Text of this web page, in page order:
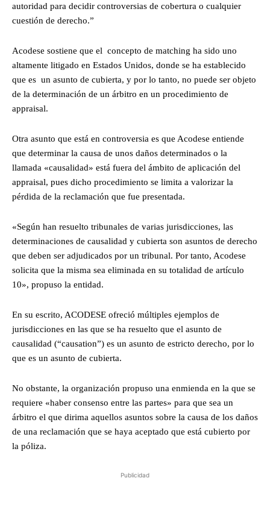
autoridad para decidir controversias de cobertura o cualquier
cuestión de derecho.”
Acodese sostiene que el concepto de matching ha sido uno
altamente litigado en Estados Unidos, donde se ha establecido
que es un asunto de cubierta, y por lo tanto, no puede ser objeto
de la determinación de un árbitro en un procedimiento de
appraisal.
Otra asunto que está en controversia es que Acodese entiende
que determinar la causa de unos daños determinados o la
llamada «causalidad» está fuera del ámbito de aplicación del
appraisal, pues dicho procedimiento se limita a valorizar la
pérdida de la reclamación que fue presentada.
«Según han resuelto tribunales de varias jurisdicciones, las
determinaciones de causalidad y cubierta son asuntos de derecho
que deben ser adjudicados por un tribunal. Por tanto, Acodese
solicita que la misma sea eliminada en su totalidad de artículo
10», propuso la entidad.
En su escrito, ACODESE ofreció múltiples ejemplos de
jurisdicciones en las que se ha resuelto que el asunto de
causalidad (“causation”) es un asunto de estricto derecho, por lo
que es un asunto de cubierta.
No obstante, la organización propuso una enmienda en la que se
requiere «haber consenso entre las partes» para que sea un
árbitro el que dirima aquellos asuntos sobre la causa de los daños
de una reclamación que se haya aceptado que está cubierto por
la póliza.
Publicidad